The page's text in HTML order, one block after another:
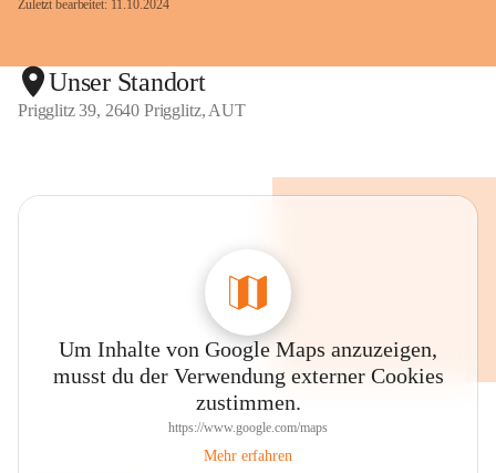
Zuletzt bearbeitet: 11.10.2024
Unser Standort
Prigglitz 39, 2640 Prigglitz, AUT
Um Inhalte von Google Maps anzuzeigen,
musst du der Verwendung externer Cookies
zustimmen.
https://www.google.com/maps
Mehr erfahren